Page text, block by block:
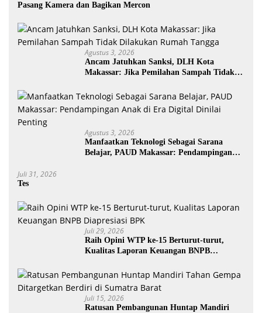
Pasang Kamera dan Bagikan Mercon
Agustus 3, 2026
Ancam Jatuhkan Sanksi, DLH Kota
Makassar: Jika Pemilahan Sampah Tidak
Agustus 3, 2026
Manfaatkan Teknologi Sebagai Sarana
Belajar, PAUD Makassar: Pendampingan
Juli 31, 2026
Tes
Juli 29, 2026
Raih Opini WTP ke-15 Berturut-turut,
Kualitas Laporan Keuangan BNPB
Juli 15, 2026
Ratusan Pembangunan Huntap Mandiri